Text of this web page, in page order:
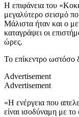
Η επιφάνεια του
μεγαλύτερο σεισμό
Μάλιστα ήταν και ο
καταγράψει οι
ώρες.
Το επίκεντρο ωστόσο
Advertisement
Advertisement
«Η ενέργεια που
είναι ισοδύναμη με